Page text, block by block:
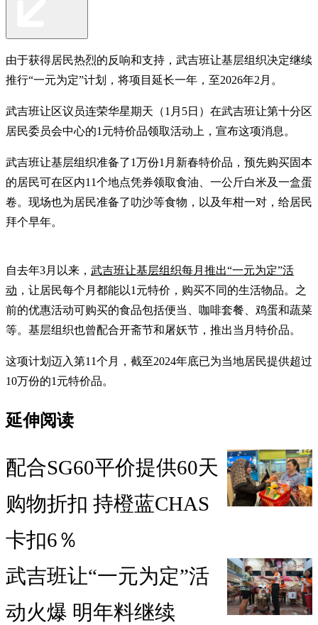
由于获得居民热烈的反响和支持，武吉班让基层组织决定继续
推行“一元为定”计划，将项目延长一年，至2026年2月。
武吉班让区议员连荣华星期天（1月5日）在武吉班让第十分区
居民委员会中心的1元特价品领取活动上，宣布这项消息。
武吉班让基层组织准备了1万份1月新春特价品，预先购买固本
的居民可在区内11个地点凭券领取食油、一公斤白米及一盒蛋
卷。现场也为居民准备了叻沙等食物，以及年柑一对，给居民
拜个早年。
自去年3月以来， 武吉班让基层组织每月推出“一元为定”活
动 ，让居民每个月都能以1元特价，购买不同的生活物品。之
前的优惠活动可购买的食品包括便当、咖啡套餐、鸡蛋和蔬菜
等。基层组织也曾配合开斋节和屠妖节，推出当月特价品。
这项计划迈入第11个月，截至2024年底已为当地居民提供超过
10万份的1元特价品。
延伸阅读
配合SG60平价提供60天
购物折扣 持橙蓝CHAS
卡扣6％
武吉班让“一元为定”活
动火爆 明年料继续